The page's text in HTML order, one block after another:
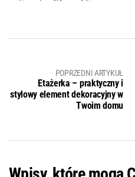
POPRZEDNI ARTYKUŁ
Etażerka – praktyczny i
stylowy element dekoracyjny w
Twoim domu